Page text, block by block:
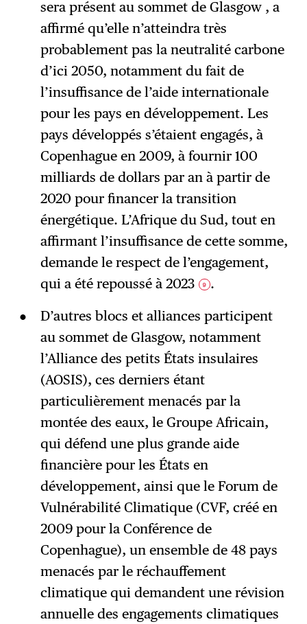
sera présent au sommet de Glasgow , a
affirmé qu’elle n’atteindra très
probablement pas la neutralité carbone
d’ici 2050, notamment du fait de
l’insuffisance de l’aide internationale
pour les pays en développement. Les
pays développés s’étaient engagés, à
Copenhague en 2009, à fournir 100
milliards de dollars par an à partir de
2020 pour financer la transition
énergétique. L’Afrique du Sud, tout en
affirmant l’insuffisance de cette somme,
demande le respect de l’engagement,
qui a été repoussé à 2023
9 .
D’autres blocs et alliances participent
au sommet de Glasgow, notamment
l’Alliance des petits États insulaires
(AOSIS), ces derniers étant
particulièrement menacés par la
montée des eaux, le Groupe Africain,
qui défend une plus grande aide
financière pour les États en
développement, ainsi que le Forum de
Vulnérabilité Climatique (CVF, créé en
2009 pour la Conférence de
Copenhague), un ensemble de 48 pays
menacés par le réchauffement
climatique qui demandent une révision
annuelle des engagements climatiques